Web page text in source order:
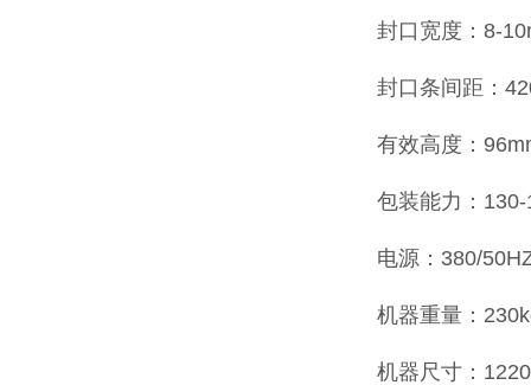
封口宽度：8-
封口条间距：
有效高度：
包装能力：
电源：380/
机器重量：
机器尺寸：